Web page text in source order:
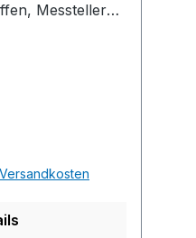
Messteller
der
und